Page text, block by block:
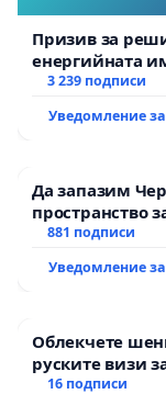
Призив за
енергийната
3 239 подписи
Уведомление
Да запазим
пространство
881 подписи
Уведомление
Облекчете
руските визи
16 подписи